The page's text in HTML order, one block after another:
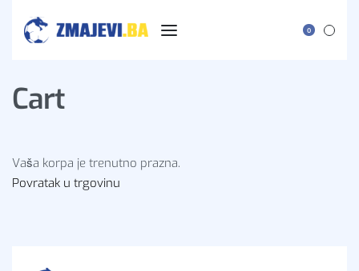
0
Cart
Vaša korpa je trenutno prazna.
Povratak u trgovinu